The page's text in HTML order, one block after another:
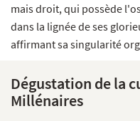
mais droit, qui possède
dans la lignée de ses
affirmant sa singularité
Dégustation de la
Millénaires